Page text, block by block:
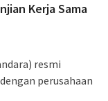
Kerja Sama
resmi
perusahaan